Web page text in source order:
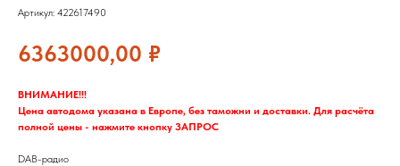
Артикул: 422617490
6363000,00 ₽
ВНИМАНИЕ!!!
Цена автодома указана в Европе, без таможни и доставки. Для расчёта
полной цены - нажмите кнопку ЗАПРОС
DAB-радио